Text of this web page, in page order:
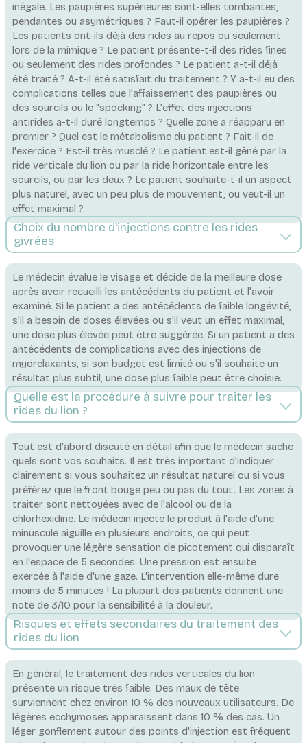
inégale. Les paupières supérieures sont-elles tombantes,
pendantes ou asymétriques ? Faut-il opérer les paupières ?
Les patients ont-ils déjà des rides au repos ou seulement
lors de la mimique ? Le patient présente-t-il des rides fines
ou seulement des rides profondes ? Le patient a-t-il déjà
été traité ? A-t-il été satisfait du traitement ? Y a-t-il eu des
complications telles que l'affaissement des paupières ou
des sourcils ou le "spocking" ? L'effet des injections
antirides a-t-il duré longtemps ? Quelle zone a réapparu en
premier ? Quel est le métabolisme du patient ? Fait-il de
l'exercice ? Est-il très musclé ? Le patient est-il gêné par la
ride verticale du lion ou par la ride horizontale entre les
sourcils, ou par les deux ? Le patient souhaite-t-il un aspect
plus naturel, avec un peu plus de mouvement, ou veut-il un
effet maximal ?
Choix du nombre d'injections contre les rides
givrées
Le médecin évalue le visage et décide de la meilleure dose
après avoir recueilli les antécédents du patient et l'avoir
examiné. Si le patient a des antécédents de faible longévité,
s'il a besoin de doses élevées ou s'il veut un effet maximal,
une dose plus élevée peut être suggérée. Si un patient a des
antécédents de complications avec des injections de
myorelaxants, si son budget est limité ou s'il souhaite un
résultat plus subtil, une dose plus faible peut être choisie.
Quelle est la procédure à suivre pour traiter les
rides du lion ?
Tout est d'abord discuté en détail afin que le médecin sache
quels sont vos souhaits. Il est très important d'indiquer
clairement si vous souhaitez un résultat naturel ou si vous
préférez que le front bouge peu ou pas du tout. Les zones à
traiter sont nettoyées avec de l'alcool ou de la
chlorhexidine. Le médecin injecte le produit à l'aide d'une
minuscule aiguille en plusieurs endroits, ce qui peut
provoquer une légère sensation de picotement qui disparaît
en l'espace de 5 secondes. Une pression est ensuite
exercée à l'aide d'une gaze. L'intervention elle-même dure
moins de 5 minutes ! La plupart des patients donnent une
note de 3/10 pour la sensibilité à la douleur.
Risques et effets secondaires du traitement des
rides du lion
En général, le traitement des rides verticales du lion
présente un risque très faible. Des maux de tête
surviennent chez environ 10 % des nouveaux utilisateurs. De
légères ecchymoses apparaissent dans 10 % des cas. Un
léger gonflement autour des points d'injection est fréquent